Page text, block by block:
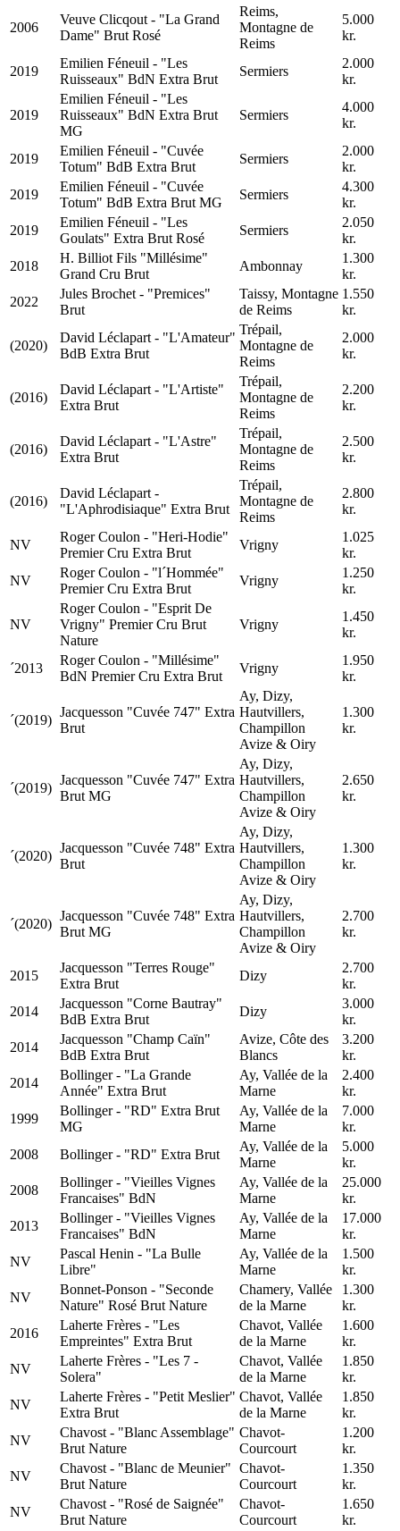
2006
Veuve Clicqout - "La Grand
Dame" Brut Rosé
Reims,
Montagne de
Reims
5.000
kr.
2019
Emilien Féneuil - "Les
Ruisseaux" BdN Extra Brut
Sermiers
2.000
kr.
2019
Emilien Féneuil - "Les
Ruisseaux" BdN Extra Brut
MG
Sermiers
4.000
kr.
2019
Emilien Féneuil - "Cuvée
Totum" BdB Extra Brut
Sermiers
2.000
kr.
2019
Emilien Féneuil - "Cuvée
Totum" BdB Extra Brut MG
Sermiers
4.300
kr.
2019
Emilien Féneuil - "Les
Goulats" Extra Brut Rosé
Sermiers
2.050
kr.
2018
H. Billiot Fils "Millésime"
Grand Cru Brut
Ambonnay
1.300
kr.
2022
Jules Brochet - "Premices"
Brut
Taissy, Montagne
de Reims
1.550
kr.
(2020)
David Léclapart - "L'Amateur"
BdB Extra Brut
Trépail,
Montagne de
Reims
2.000
kr.
(2016)
David Léclapart - "L'Artiste"
Extra Brut
Trépail,
Montagne de
Reims
2.200
kr.
(2016)
David Léclapart - "L'Astre"
Extra Brut
Trépail,
Montagne de
Reims
2.500
kr.
(2016)
David Léclapart -
"L'Aphrodisiaque" Extra Brut
Trépail,
Montagne de
Reims
2.800
kr.
NV
Roger Coulon - "Heri-Hodie"
Premier Cru Extra Brut
Vrigny
1.025
kr.
NV
Roger Coulon - "l´Hommée"
Premier Cru Extra Brut
Vrigny
1.250
kr.
NV
Roger Coulon - "Esprit De
Vrigny" Premier Cru Brut
Nature
Vrigny
1.450
kr.
´2013
Roger Coulon - "Millésime"
BdN Premier Cru Extra Brut
Vrigny
1.950
kr.
´(2019)
Jacquesson "Cuvée 747" Extra
Brut
Ay, Dizy,
Hautvillers,
Champillon
Avize & Oiry
1.300
kr.
´(2019)
Jacquesson "Cuvée 747" Extra
Brut MG
Ay, Dizy,
Hautvillers,
Champillon
Avize & Oiry
2.650
kr.
´(2020)
Jacquesson "Cuvée 748" Extra
Brut
Ay, Dizy,
Hautvillers,
Champillon
Avize & Oiry
1.300
kr.
´(2020)
Jacquesson "Cuvée 748" Extra
Brut MG
Ay, Dizy,
Hautvillers,
Champillon
Avize & Oiry
2.700
kr.
2015
Jacquesson "Terres Rouge"
Extra Brut
Dizy
2.700
kr.
2014
Jacquesson "Corne Bautray"
BdB Extra Brut
Dizy
3.000
kr.
2014
Jacquesson "Champ Caïn"
BdB Extra Brut
Avize, Côte des
Blancs
3.200
kr.
2014
Bollinger - "La Grande
Année" Extra Brut
Ay, Vallée de la
Marne
2.400
kr.
1999
Bollinger - "RD" Extra Brut
MG
Ay, Vallée de la
Marne
7.000
kr.
2008
Bollinger - "RD" Extra Brut
Ay, Vallée de la
Marne
5.000
kr.
2008
Bollinger - "Vieilles Vignes
Francaises" BdN
Ay, Vallée de la
Marne
25.000
kr.
2013
Bollinger - "Vieilles Vignes
Francaises" BdN
Ay, Vallée de la
Marne
17.000
kr.
NV
Pascal Henin - "La Bulle
Libre"
Ay, Vallée de la
Marne
1.500
kr.
NV
Bonnet-Ponson - "Seconde
Nature" Rosé Brut Nature
Chamery, Vallée
de la Marne
1.300
kr.
2016
Laherte Frères - "Les
Empreintes" Extra Brut
Chavot, Vallée
de la Marne
1.600
kr.
NV
Laherte Frères - "Les 7 -
Solera"
Chavot, Vallée
de la Marne
1.850
kr.
NV
Laherte Frères - "Petit Meslier"
Extra Brut
Chavot, Vallée
de la Marne
1.850
kr.
NV
Chavost - "Blanc Assemblage"
Brut Nature
Chavot-
Courcourt
1.200
kr.
NV
Chavost - "Blanc de Meunier"
Brut Nature
Chavot-
Courcourt
1.350
kr.
NV
Chavost - "Rosé de Saignée"
Brut Nature
Chavot-
Courcourt
1.650
kr.